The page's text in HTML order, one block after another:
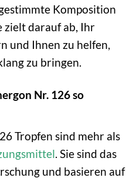
Komposition
darauf ab, Ihr
und Ihnen zu helfen,
zu bringen.
Nr. 126 so
Tropfen sind mehr als
. Sie sind das
und basieren auf